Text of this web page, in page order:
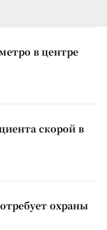
в центре
скорой в
охраны